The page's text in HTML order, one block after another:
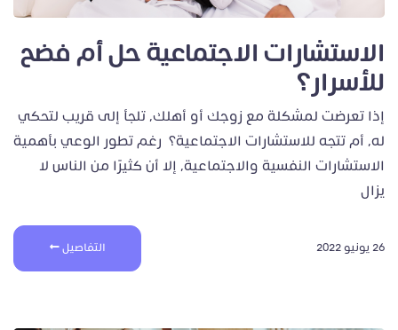
الاستشارات الاجتماعية حل أم فضح
للأسرار؟
إذا تعرضت لمشكلة مع زوجك أو أهلك، تلجأ إلى قريب لتحكي
له، أم تتجه للاستشارات الاجتماعية؟ رغم تطور الوعي بأهمية
الاستشارات النفسية والاجتماعية، إلا أن كثيرًا من الناس لا
يزال
26 يونيو 2022 التفاصيل